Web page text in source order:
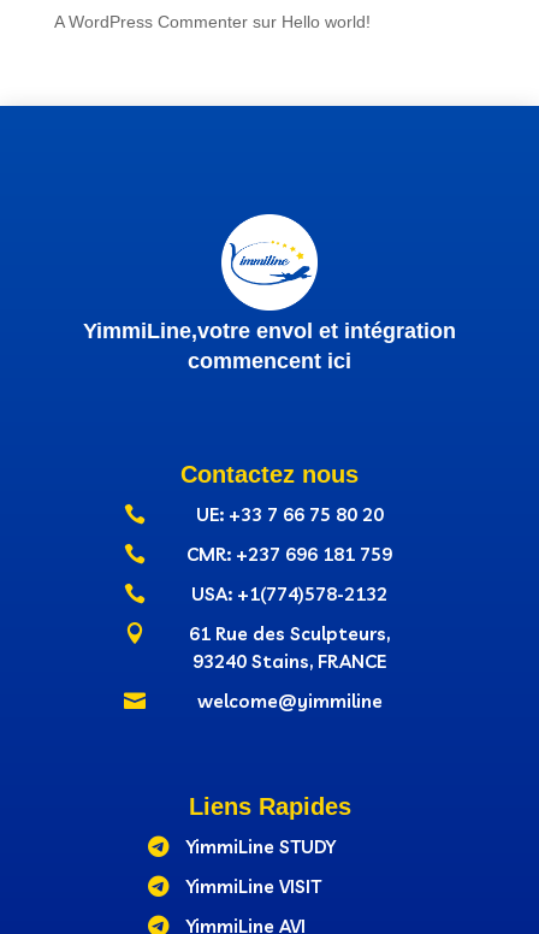
A WordPress Commentersur Hello world!
YimmiLine,votre envol et intégration
commencent ici
Contactez nous
 UE: +33 7 66 75 80 20
 CMR: +237‭ 696 181 759
 USA: +1(774)578-2132

61 Rue des Sculpteurs,
93240 Stains, FRANCE
 welcome@yimmiline
Liens Rapides

YimmiLine STUDY

YimmiLine VISIT

YimmiLine AVI